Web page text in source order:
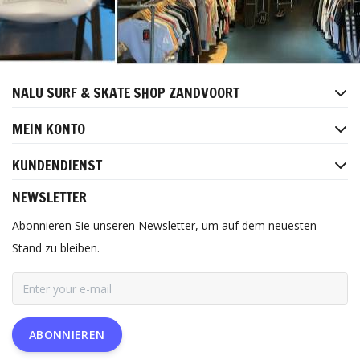
NALU SURF & SKATE SHOP ZANDVOORT
MEIN KONTO
KUNDENDIENST
NEWSLETTER
Abonnieren Sie unseren Newsletter, um auf dem neuesten
Stand zu bleiben.
ABONNIEREN